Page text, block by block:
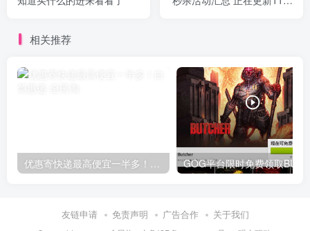
相关推荐
优惠寄快递最高便宜一半多！白鸽惠递
友链申请 免责声明 广告合作 关于我们